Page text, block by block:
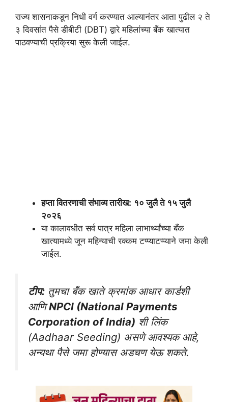
राज्य शासनाकडून निधी वर्ग करण्यात आल्यानंतर आता पुढील २ ते
३ दिवसांत पैसे डीबीटी (DBT) द्वारे महिलांच्या बँक खात्यात
पाठवण्याची प्रक्रिया सुरू केली जाईल.
हप्ता वितरणाची संभाव्य तारीख: १० जुलै ते १५ जुलै
२०२६
या कालावधीत सर्व पात्र महिला लाभार्थ्यांच्या बँक
खात्यामध्ये जून महिन्याची रक्कम टप्प्याटप्प्याने जमा केली
जाईल.
टीप: तुमचा बँक खाते क्रमांक आधार कार्डशी
आणिNPCI (National Payments
Corporation of India) शी लिंक
(Aadhaar Seeding) असणे आवश्यक आहे,
अन्यथा पैसे जमा होण्यास अडचण येऊ शकते.